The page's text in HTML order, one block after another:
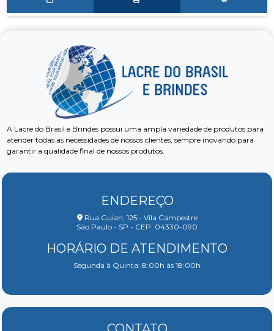
A Lacre do Brasil e Brindes possui uma ampla variedade de produtos para
atender todas as necessidades de nossos clientes, sempre inovando para
garantir a qualidade final de nossos produtos.
ENDEREÇO
Rua Guian, 125 - Vila Campestre
São Paulo - SP - CEP: 04330-090
HORÁRIO DE ATENDIMENTO
Segunda à Quinta: 8:00h às 18:00h